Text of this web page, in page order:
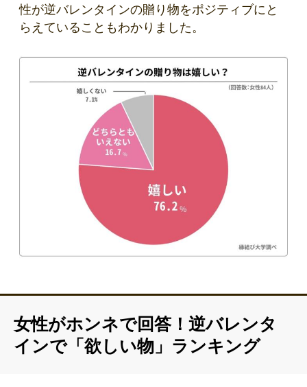
性が逆バレンタインの贈り物をポジティブにと
らえていることもわかりました。
女性がホンネで回答！逆バレンタ
インで「欲しい物」ランキング